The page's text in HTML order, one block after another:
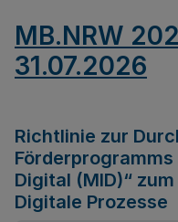
MB.NRW
31.07.2026
Richtlinie zur
Digital (MID)“
Digitale Prozesse